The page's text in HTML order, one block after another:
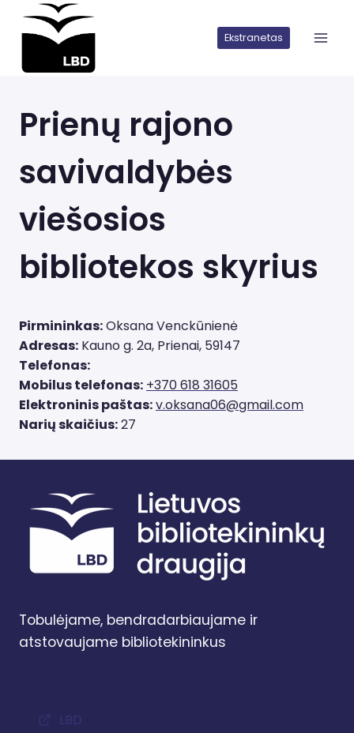
pereiti
turinio
Ekstranetas
Prienų rajono
savivaldybės
viešosios
bibliotekos skyrius
Pirmininkas:Oksana Venckūnienė
Adresas: Kauno g. 2a, Prienai, 59147
Telefonas:
Mobilus telefonas: +370 618 31605
Elektroninis paštas:v.oksana06@gmail.com
Narių skaičius:27
Tobulėjame, bendradarbiaujame ir
atstovaujame bibliotekininkus
LBD